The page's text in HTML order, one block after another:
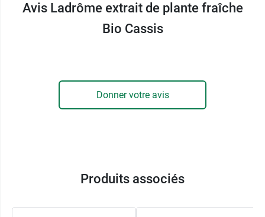
Avis Ladrôme extrait de plante fraîche
Bio Cassis
Donner votre avis
Produits associés